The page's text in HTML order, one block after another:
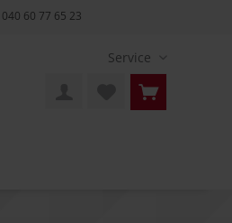
040 60 77 65 23
Service